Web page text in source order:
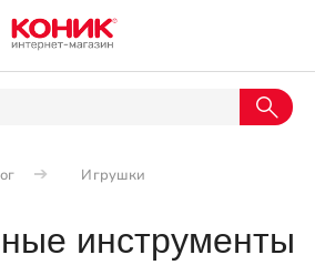
Игрушки
инструменты